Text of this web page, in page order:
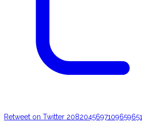
Retweet on Twitter 2082045697109659651